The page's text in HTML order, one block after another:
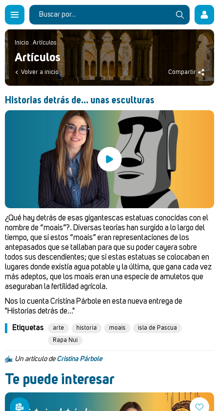
Inicio . Artículos
Artículos
Volver a inicio Compartir
Historias detrás de... unas esculturas
¿Qué hay detrás de esas gigantescas estatuas conocidas con el
nombre de “moais”?. Diversas teorías han surgido a lo largo del
tiempo, que si estos “moais” eran representaciones de los
antepasados que se tallaban para que su poder cayera sobre
todos sus descendientes; que si estas estatuas se colocaban en
lugares donde existía agua potable y la última, que gana cada vez
más adeptos, que los moais eran una especie de amuletos que
aseguraban la fertilidad agrícola.
Nos lo cuenta Cristina Párbole en esta nueva entrega de
"Historias detrás de..."
Etiquetas arte historia moais
isla de Pascua
Rapa Nui
Un artículo de Cristina Párbole
Te puede interesar